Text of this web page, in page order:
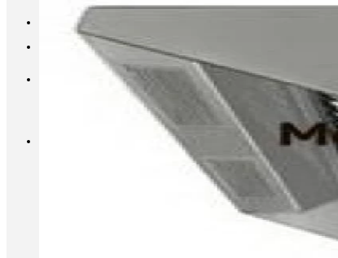
8 (800) 333-87-80